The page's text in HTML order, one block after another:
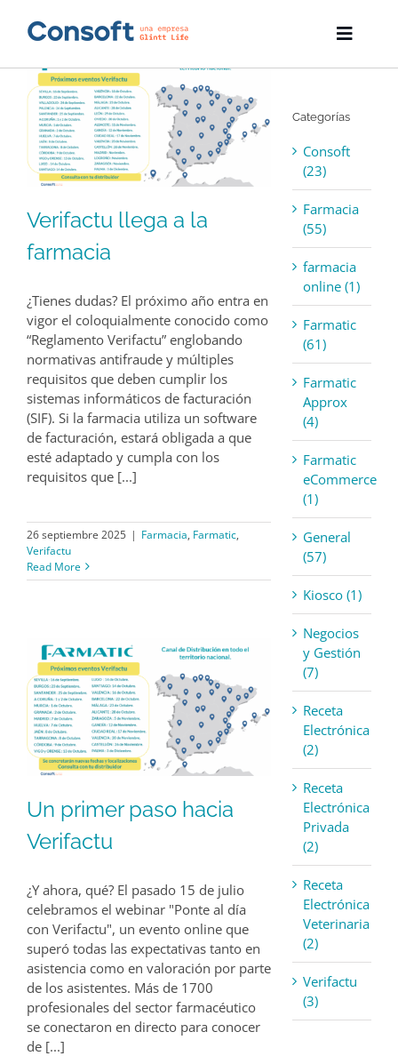
Toggle
Inicio
Farmatic
Descargas
Servicios
Blog
Empresa
Contacto
Verifactu llega a la
farmacia
¿Tienes dudas? El próximo año entra en
vigor el coloquialmente conocido como
“Reglamento Verifactu” englobando
normativas antifraude y múltiples
requisitos que deben cumplir los
sistemas informáticos de facturación
(SIF). Si la farmacia utiliza un software
de facturación, estará obligada a que
esté adaptado y cumpla con los
requisitos que [...]
26 septiembre 2025 | Farmacia, Farmatic,
Verifactu
Read More
Un primer paso hacia
Verifactu
¿Y ahora, qué? El pasado 15 de julio
celebramos el webinar "Ponte al día
con Verifactu", un evento online que
superó todas las expectativas tanto en
asistencia como en valoración por parte
de los asistentes. Más de 1700
profesionales del sector farmacéutico
se conectaron en directo para conocer
de [...]
Categorías
Consoft
(23)
Farmacia
(55)
farmacia
online (1)
Farmatic
(61)
Farmatic
Approx
(4)
Farmatic
eCommerce
(1)
General
(57)
Kiosco (1)
Negocios
y Gestión
(7)
Receta
Electrónica
(2)
Receta
Electrónica
Privada
(2)
Receta
Electrónica
Veterinaria
(2)
Verifactu
(3)